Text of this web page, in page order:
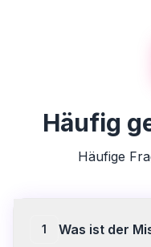
Häufig
Häufige
1 Was ist der